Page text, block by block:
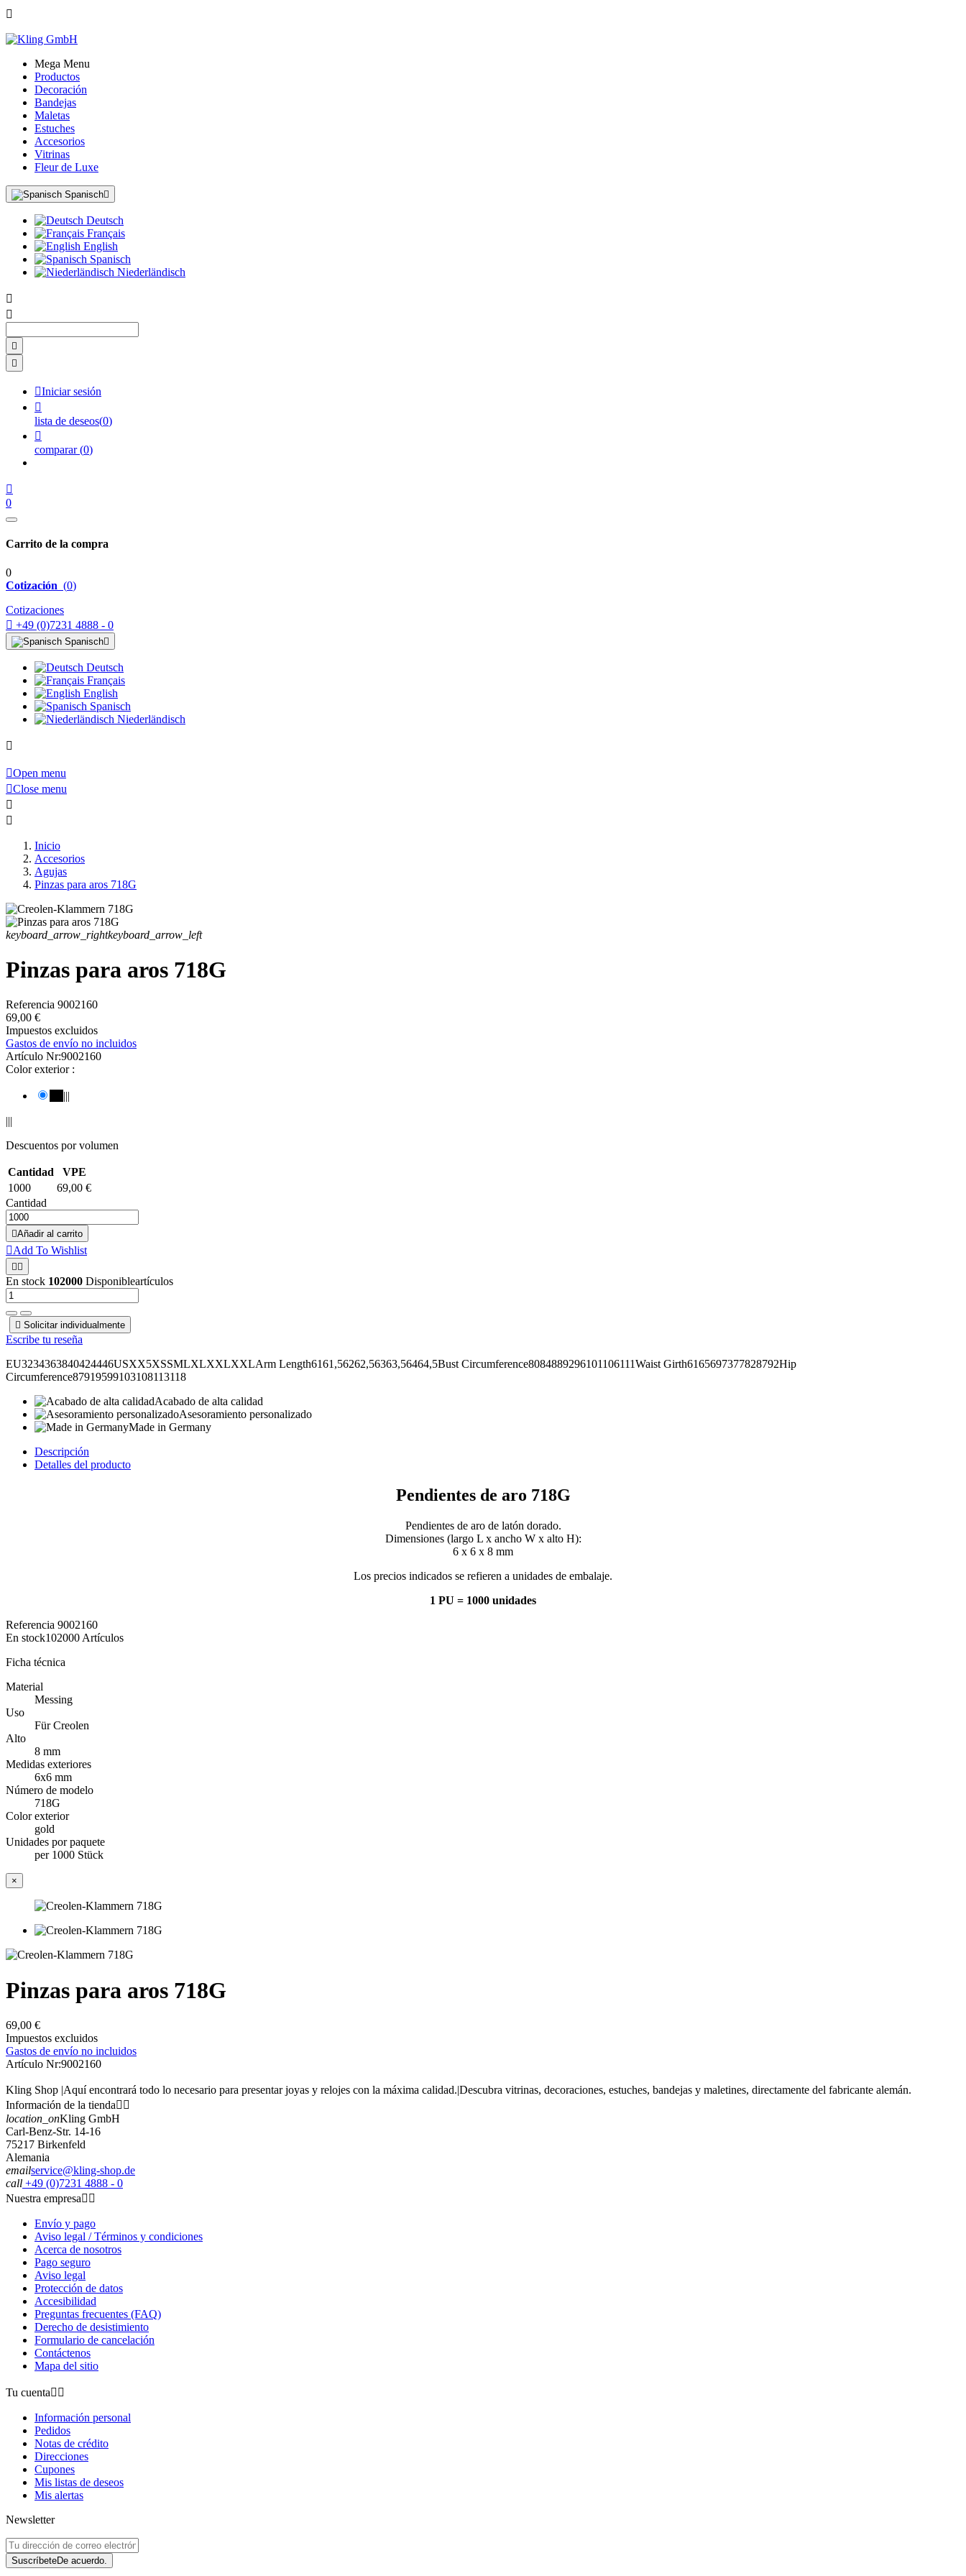

Mega Menu
Productos
Decoración
Bandejas
Maletas
Estuches
Accesorios
Vitrinas
Fleur de Luxe
Spanisch
Deutsch
Français
English
Spanisch
Niederländisch




Iniciar sesión

lista de deseos(0)

comparar (0)

0
Carrito de la compra
0
Cotización (0)
Cotizaciones
 +49 (0)7231 4888 - 0
Spanisch
Deutsch
Français
English
Spanisch
Niederländisch

Open menu
Close menu


Inicio
Accesorios
Agujas
Pinzas para aros 718G
keyboard_arrow_rightkeyboard_arrow_left
Pinzas para aros 718G
Referencia 9002160
69,00 €
Impuestos excluidos
Gastos de envío no incluidos
Artículo Nr:9002160
Color exterior :
|||
|||
Descuentos por volumen
Cantidad
VPE
1000
69,00 €
Cantidad
Añadir al carrito
Add To Wishlist
 
En stock 102000 Disponibleartículos
 Solicitar individualmente
Escribe tu reseña
EU3234363840424446USXX5XSSMLXLXXLXXLArm Length6161,56262,56363,56464,5Bust Circumference8084889296101106111Waist Girth6165697377828792Hip
Circumference87919599103108113118
Acabado de alta calidad
Asesoramiento personalizado
Made in Germany
Descripción
Detalles del producto
Pendientes de aro 718G
Pendientes de aro de latón dorado.
Dimensiones (largo L x ancho W x alto H):
6 x 6 x 8 mm
Los precios indicados se refieren a unidades de embalaje.
1 PU = 1000 unidades
Referencia 9002160
En stock102000 Artículos
Ficha técnica
Material
Messing
Uso
Für Creolen
Alto
8 mm
Medidas exteriores
6x6 mm
Número de modelo
718G
Color exterior
gold
Unidades por paquete
per 1000 Stück
×
Pinzas para aros 718G
69,00 €
Impuestos excluidos
Gastos de envío no incluidos
Artículo Nr:9002160
Kling Shop |Aquí encontrará todo lo necesario para presentar joyas y relojes con la máxima calidad.|Descubra vitrinas, decoraciones, estuches, bandejas y maletines, directamente del fabricante alemán.
Información de la tienda 
location_onKling GmbH
Carl-Benz-Str. 14-16
75217 Birkenfeld
Alemania
emailservice@kling-shop.de
call +49 (0)7231 4888 - 0
Nuestra empresa 
Envío y pago
Aviso legal / Términos y condiciones
Acerca de nosotros
Pago seguro
Aviso legal
Protección de datos
Accesibilidad
Preguntas frecuentes (FAQ)
Derecho de desistimiento
Formulario de cancelación
Contáctenos
Mapa del sitio
Tu cuenta 
Información personal
Pedidos
Notas de crédito
Direcciones
Cupones
Mis listas de deseos
Mis alertas
Newsletter
SuscríbeteDe acuerdo.